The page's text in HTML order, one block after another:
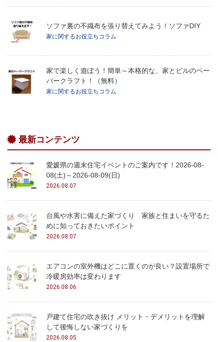
ソファ裏の不織布を張り替えてみよう！ソファDIY
家に関するお役立ちコラム
家で楽しく遊ぼう！簡単～本格的な、家とビルのペー
パークラフト！（無料）
家に関するお役立ちコラム
最新コンテンツ
愛媛県の週末住宅イベントのご案内です！2026-08-
08(土)～2026-08-09(日)
2026.08.07
台風や水害に備えた家づくり 家族と住まいを守るた
めに知っておきたいポイント
2026.08.07
エアコンの室外機はどこに置くのが良い？設置場所で
冷暖房効率は変わります
2026.08.06
戸建て住宅の吹き抜け メリット・デメリットを理解
して後悔しない家づくりを
2026.08.05